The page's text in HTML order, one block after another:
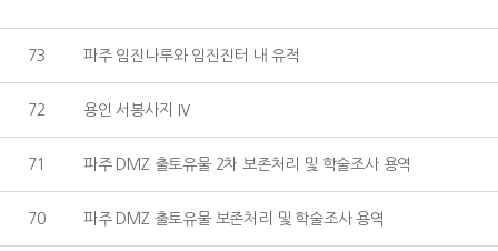
73 파주 임진나루와 임진진터 내 유적
72 용인 서봉사지 Ⅳ
71 파주 DMZ 출토유물 2차 보존처리 및 학술조사 용역
70 파주 DMZ 출토유물 보존처리 및 학술조사 용역